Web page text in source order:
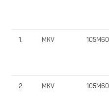
1. MKV 105M60
2. MKV 105M60